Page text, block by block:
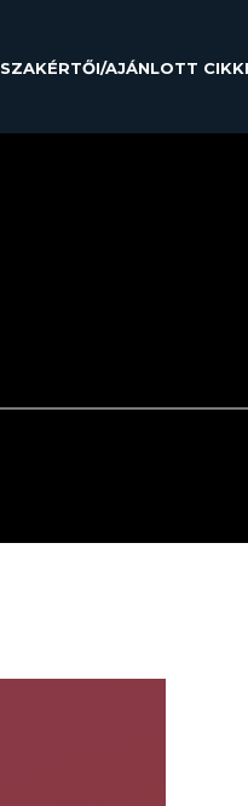
SZAKÉRTŐI/AJÁNLOTT